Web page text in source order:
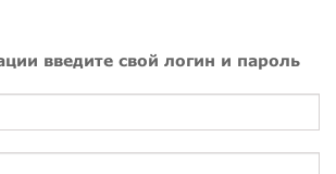
введите свой логин и пароль